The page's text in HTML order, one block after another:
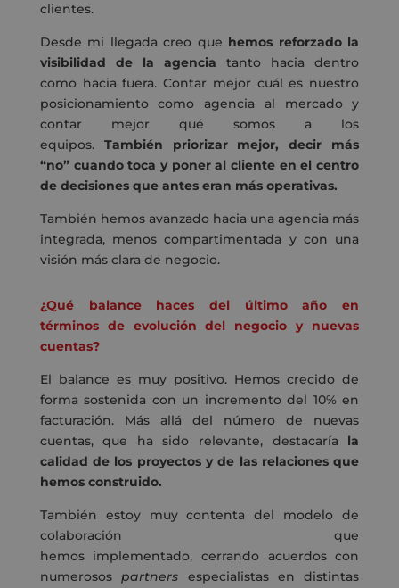
clientes.
Desde mi llegada creo que hemos reforzado la
visibilidad de la agencia tanto hacia dentro
como hacia fuera. Contar mejor cuál es nuestro
posicionamiento como agencia al mercado y
contar mejor qué somos a los
equipos. También priorizar mejor, decir más
“no” cuando toca y poner al cliente en el centro
de decisiones que antes eran más operativas.
También hemos avanzado hacia una agencia más
integrada, menos compartimentada y con una
visión más clara de negocio.
¿Qué balance haces del último año en
términos de evolución del negocio y nuevas
cuentas?
El balance es muy positivo. Hemos crecido de
forma sostenida con un incremento del 10% en
facturación. Más allá del número de nuevas
cuentas, que ha sido relevante, destacaría la
calidad de los proyectos y de las relaciones que
hemos construido.
También estoy muy contenta del modelo de
colaboración que
hemos implementado, cerrando acuerdos con
numerosospartners especialistas en distintas